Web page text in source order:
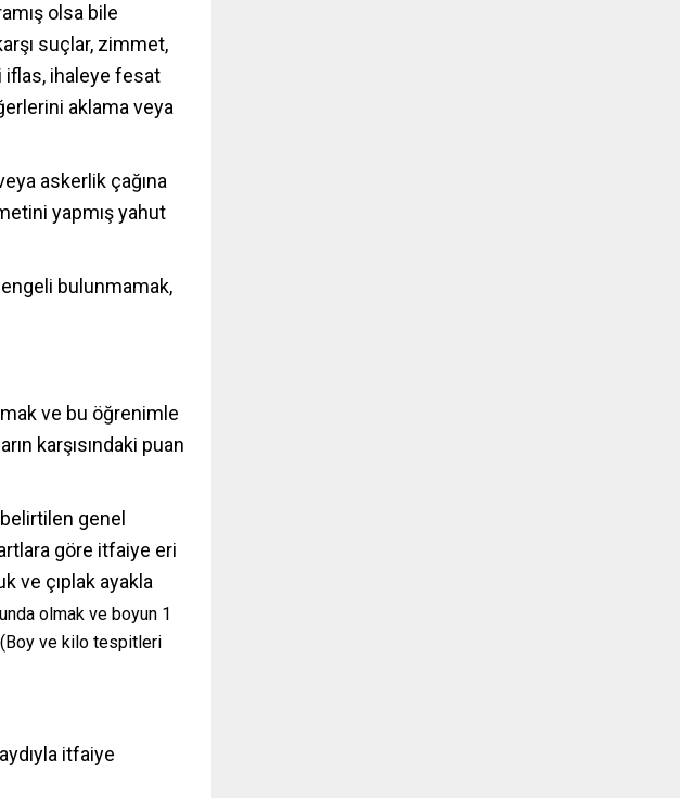
olsa bile
suçlar, zimmet,
iflas, ihaleye fesat
aklama veya
askerlik çağına
yapmış yahut
engeli bulunmamak,
ve bu öğrenimle
karşısındaki puan
genel
göre itfaiye eri
ve çıplak ayakla
olmak ve boyun 1
(Boy ve kilo tespitleri
itfaiye